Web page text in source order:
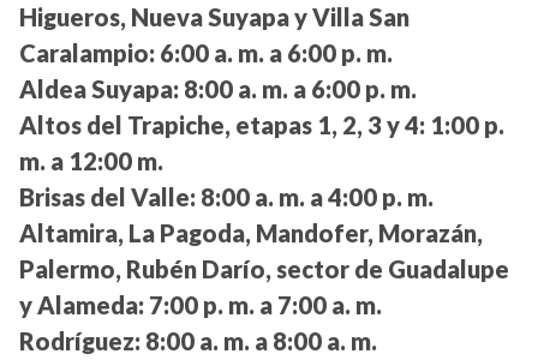
Higueros, Nueva Suyapa y Villa San
Caralampio: 6:00 a. m. a 6:00 p. m.
Aldea Suyapa: 8:00 a. m. a 6:00 p. m.
Altos del Trapiche, etapas 1, 2, 3 y 4: 1:00 p.
m. a 12:00 m.
Brisas del Valle: 8:00 a. m. a 4:00 p. m.
Altamira, La Pagoda, Mandofer, Morazán,
Palermo, Rubén Darío, sector de Guadalupe
y Alameda: 7:00 p. m. a 7:00 a. m.
Rodríguez: 8:00 a. m. a 8:00 a. m.